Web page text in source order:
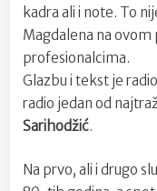
kadra ali i note. To
Magdalena na
profesionalcima.
Glazbu i tekst je radio
radio jedan od
Sarihodžić.
Na prvo, ali i drugo